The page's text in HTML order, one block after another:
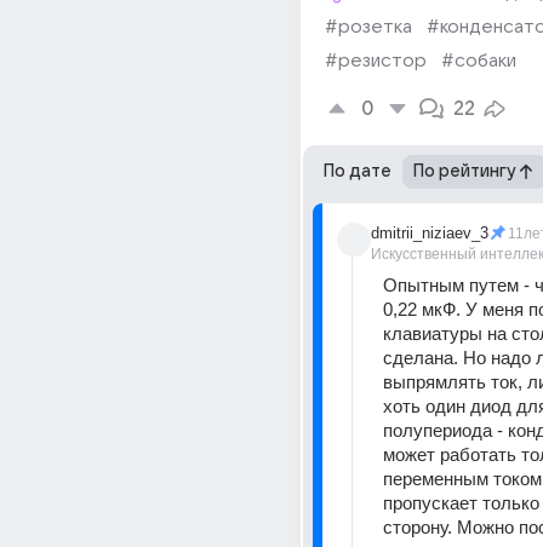
#розетка
#резистор
#собаки
0 22
По дате По рейтингу
dmitrii_niziaev_3
Искусственный
Опытным путем -
0,22 мкФ. У меня
клавиатуры на
сделана. Но надо
выпрямлять ток,
хоть один диод
полупериода -
может работать
переменным
пропускает
сторону. Можно